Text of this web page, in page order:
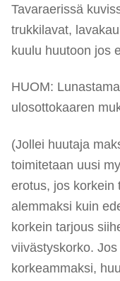
Tavaraerissä
trukkilavat,
kuulu huutoon jos
HUOM:
ulosottokaaren
(Jollei huutaja
toimitetaan uusi
erotus, jos korkein
alemmaksi kuin
korkein tarjous
viivästyskorko.
korkeammaksi,